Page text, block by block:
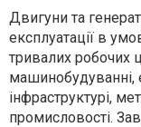
Двигуни та
експлуатації в
тривалих робочих
машинобудуванні,
інфраструктурі,
промисловості.